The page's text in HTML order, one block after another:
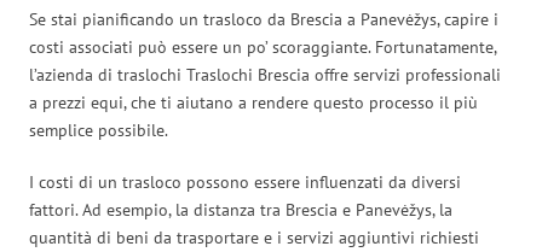
Se stai pianificando un trasloco da Brescia a Panevėžys, capire i
costi associati può essere un po’ scoraggiante. Fortunatamente,
l’azienda di traslochi Traslochi Brescia offre servizi professionali
a prezzi equi, che ti aiutano a rendere questo processo il più
semplice possibile.
I costi di un trasloco possono essere influenzati da diversi
fattori. Ad esempio, la distanza tra Brescia e Panevėžys, la
quantità di beni da trasportare e i servizi aggiuntivi richiesti